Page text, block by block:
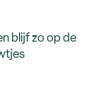
blijf zo op de